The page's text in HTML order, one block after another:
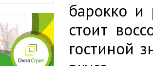
барокко и
стоит
гостиной